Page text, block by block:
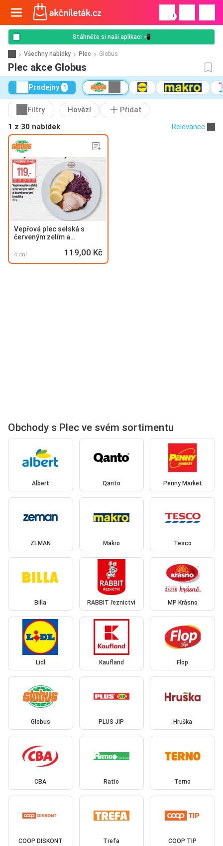
!
Stáhněte si naši aplikaci 📲
Všechny nabídky Plec Globus
Plec akce Globus
Prodejny 1
Filtry Hovězí
Přidat
1 z 30 nabídek Relevance
Vepřová plec selská s
červeným zelím a
4 dní 119,00 Kč
Obchody s Plec ve svém sortimentu
Albert Qanto Penny Market
ZEMAN Makro Tesco
Billa RABBIT řeznictví MP Krásno
Lidl Kaufland Flop
Globus PLUS JIP Hruška
CBA Ratio Terno
COOP DISKONT Trefa COOP TIP